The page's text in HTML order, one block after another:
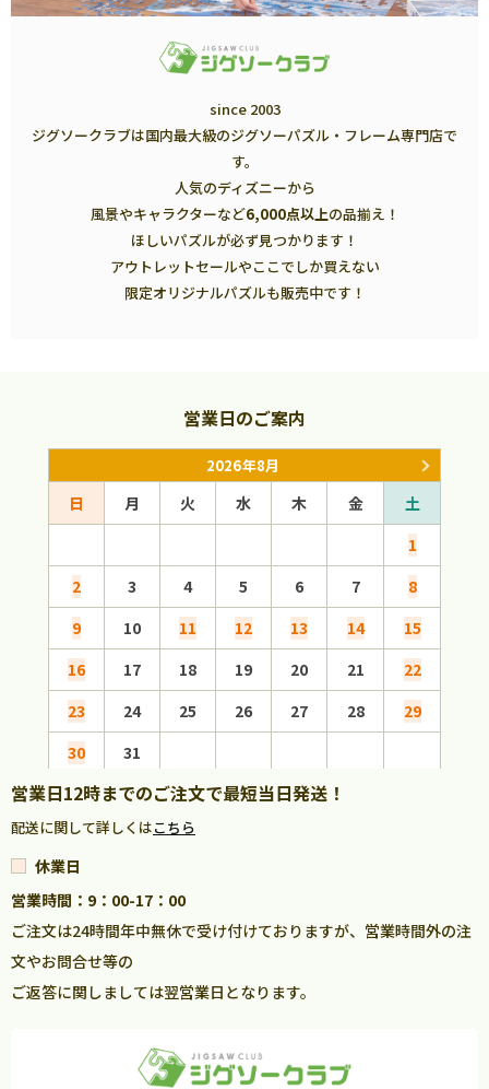
since 2003
ジグソークラブは国内最大級のジグソーパズル・フレーム専門店で
す。
人気のディズニーから
風景やキャラクターなど6,000点以上の品揃え！
ほしいパズルが必ず見つかります！
アウトレットセールやここでしか買えない
限定オリジナルパズルも販売中です！
営業日のご案内
2026年8月
日 月 火 水 木 金
土
1
2
3 4 5 6 7
8
9
10 11 12 13 14
15
16
17 18 19 20 21
22
23
24 25 26 27 28
29
30
31
営業日12時までのご注文で最短当日発送！
配送に関して詳しくはこちら
休業日
営業時間：9：00-17：00
ご注文は24時間年中無休で受け付けておりますが、営業時間外の注
文やお問合せ等の
ご返答に関しましては翌営業日となります。